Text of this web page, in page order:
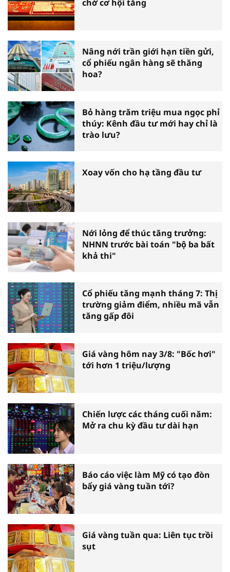
chờ cơ hội tăng
Nâng nới trần giới hạn tiền gửi,
cổ phiếu ngân hàng sẽ thăng
hoa?
Bỏ hàng trăm triệu mua ngọc phỉ
thúy: Kênh đầu tư mới hay chỉ là
trào lưu?
Xoay vốn cho hạ tầng đầu tư
Nới lỏng để thúc tăng trưởng:
NHNN trước bài toán "bộ ba bất
khả thi"
Cổ phiếu tăng mạnh tháng 7: Thị
trường giảm điểm, nhiều mã vẫn
tăng gấp đôi
Giá vàng hôm nay 3/8: "Bốc hơi"
tới hơn 1 triệu/lượng
Chiến lược các tháng cuối năm:
Mở ra chu kỳ đầu tư dài hạn
Báo cáo việc làm Mỹ có tạo đòn
bẩy giá vàng tuần tới?
Giá vàng tuần qua: Liên tục trồi
sụt